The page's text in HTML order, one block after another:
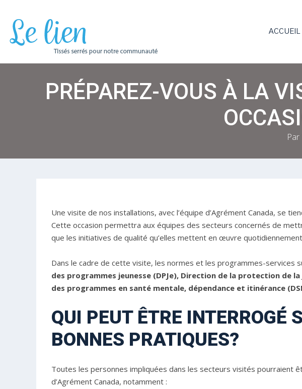
ACCUEIL
PRÉPAREZ-VOUS À LA
Par
Une visite de nos installations, avec l’équipe d’Agrément Canada, se
Cette occasion permettra aux équipes des secteurs concernés de
que les initiatives de qualité qu’elles mettent en œuvre
Dans le cadre de cette visite, les normes et les programmes-services
des programmes jeunesse (DPJe), Direction de la protection de
des programmes en santé mentale, dépendance et itinérance
QUI PEUT ÊTRE INTERROGÉ
BONNES PRATIQUES?
Toutes les personnes impliquées dans les secteurs visités pourraient
d’Agrément Canada, notamment :